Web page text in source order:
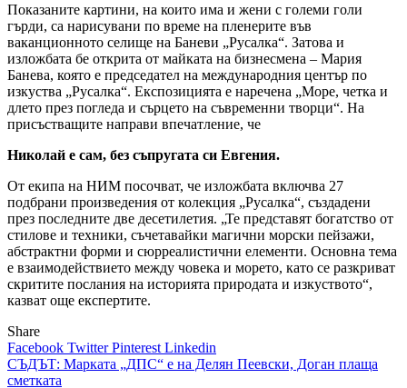
Показаните картини, на които има и жени с големи голи
гърди, са нарисувани по време на пленерите във
ваканционното селище на Баневи „Русалка“. Затова и
изложбата бе открита от майката на бизнесмена – Мария
Банева, която е председател на международния център по
изкуства „Русалка“. Експозицията е наречена „Море, четка и
длето през погледа и сърцето на съвременни творци“. На
присъстващите направи впечатление, че
Николай е сам, без съпругата си Евгения.
От екипа на НИМ посочват, че изложбата включва 27
подбрани произведения от колекция „Русалка“, създадени
през последните две десетилетия. „Те представят богатство от
стилове и техники, съчетавайки магични морски пейзажи,
абстрактни форми и сюрреалистични елементи. Основна тема
е взаимодействието между човека и морето, като се разкриват
скритите послания на историята природата и изкуството“,
казват още експертите.
Share
Facebook TwitterPinterest Linkedin
Навигация
СЪДЪТ: Марката „ДПС“ е на Делян Пеевски, Доган плаща
сметката